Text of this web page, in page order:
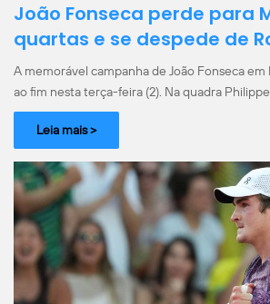
João Fonseca perde para
quartas e se despede de
A memorável campanha de João Fonseca
ao fim nesta terça-feira (2). Na quadra Philippe
Leia mais >